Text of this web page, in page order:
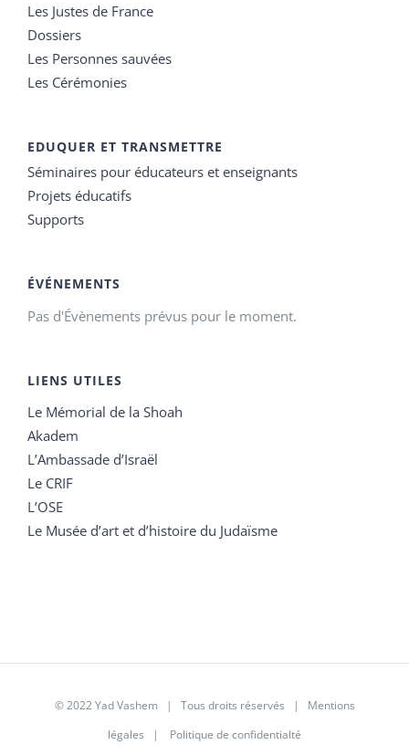
Les Justes de France
Dossiers
Les Personnes sauvées
Les Cérémonies
EDUQUER ET TRANSMETTRE
Séminaires pour éducateurs et enseignants
Projets éducatifs
Supports
ÉVÉNEMENTS
Pas d'Évènements prévus pour le moment.
LIENS UTILES
Le Mémorial de la Shoah
Akadem
L’Ambassade d’Israël
Le CRIF
L’OSE
Le Musée d’art et d’histoire du Judaïsme
© 2022 Yad Vashem | Tous droits réservés | Mentions
légales | Politique de confidentialté